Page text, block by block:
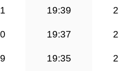
19:39
19:37
19:35